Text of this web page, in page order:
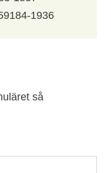
1936
så